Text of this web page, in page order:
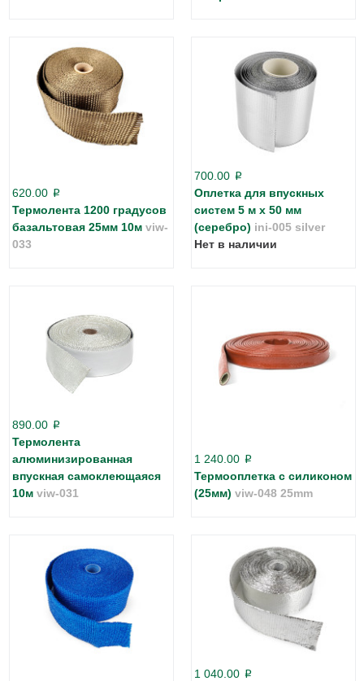
620.00 p
Термолента 1200 градусов
базальтовая 25мм 10м viw-
033
700.00 p
Оплетка для впускных
систем 5 м х 50 мм
(серебро) ini-005 silver
Нет в наличии
890.00 p
Термолента
алюминизированная
впускная самоклеющаяся
10м viw-031
1 240.00 p
Термооплетка с силиконом
(25мм) viw-048 25mm
1 040.00 p